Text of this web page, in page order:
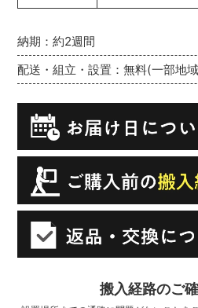
納期：約2週間
配送・組立・設置：無料(一部地
搬入経路のご